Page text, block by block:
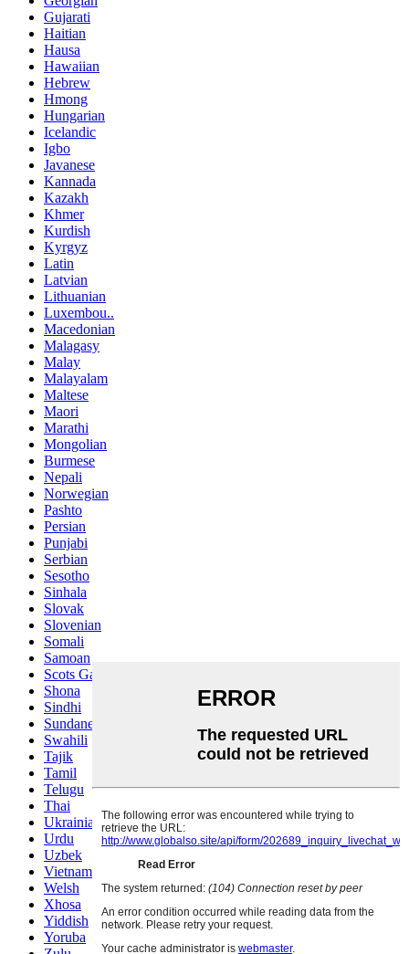
Gujarati
Haitian
Hausa
Hawaiian
Hebrew
Hmong
Hungarian
Icelandic
Igbo
Javanese
Kannada
Kazakh
Khmer
Kurdish
Kyrgyz
Latin
Latvian
Lithuanian
Luxembou..
Macedonian
Malagasy
Malay
Malayalam
Maltese
Maori
Marathi
Mongolian
Burmese
Nepali
Norwegian
Pashto
Persian
Punjabi
Serbian
Sesotho
Sinhala
Slovak
Slovenian
Somali
Samoan
Scots Gaelic
Shona
Sindhi
Sundanese
Swahili
Tajik
Tamil
Telugu
Thai
Ukrainian
Urdu
Uzbek
Vietnamese
Welsh
Xhosa
Yiddish
Yoruba